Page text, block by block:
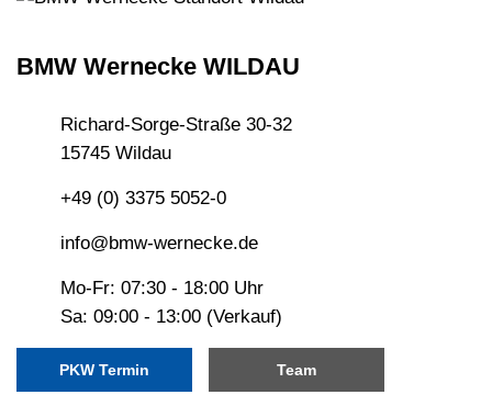
BMW Wernecke WILDAU
Richard-Sorge-Straße 30-32
15745 Wildau
+49 (0) 3375 5052-0
info@bmw-wernecke.de
Mo-Fr: 07:30 - 18:00 Uhr
Sa: 09:00 - 13:00 (Verkauf)
PKW Termin Team